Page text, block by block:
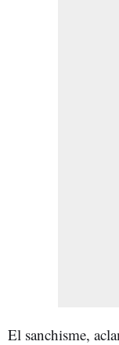
El sanchisme,